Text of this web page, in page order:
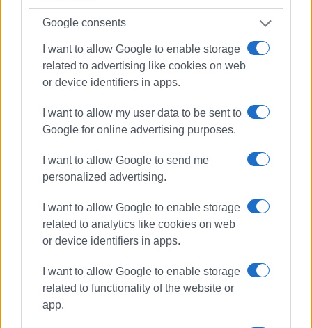
Google consents
I want to allow Google to enable storage
related to advertising like cookies on web
or device identifiers in apps.
I want to allow my user data to be sent to
Google for online advertising purposes.
I want to allow Google to send me
personalized advertising.
I want to allow Google to enable storage
related to analytics like cookies on web
or device identifiers in apps.
I want to allow Google to enable storage
related to functionality of the website or
app.
ΕΛΕΝΗ ΚΟΡΩΝΑΚΗ
Εργάζεται στις Εκδόσεις Ενημέρωση από το
1990 σε θέσεις υψηλής ευθύνης. Ειδικεύεται στις
δημόσιες σχέσεις, το ελεύθερο και το
Ακολουθήστε το enimerosi στοFacebook
Συνδρομητές στο e-paper